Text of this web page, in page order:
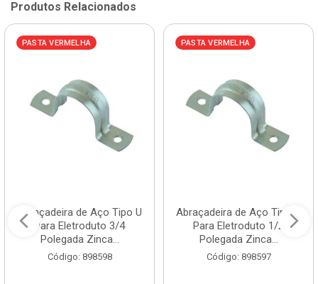
Produtos Relacionados
PASTA VERMELHA
Abraçadeira de Aço Tipo U
Para Eletroduto 3/4
Polegada Zinca...
Código: 898598
PASTA VERMELHA
Abraçadeira de Aço Tipo U
Para Eletroduto 1/2
Polegada Zinca...
Código: 898597